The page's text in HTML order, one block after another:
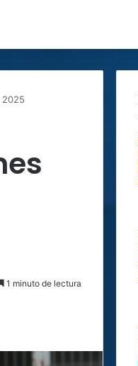
1 minuto de lectura